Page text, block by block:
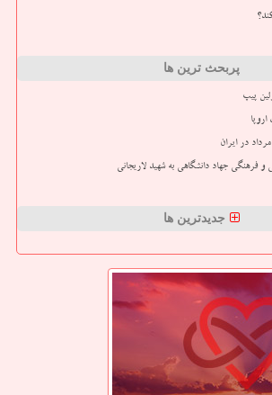
پربحث ترین ها
پیپ
در ایران
فرهنگی جهاد دانشگاهی به شهید لاریجانی
جدیدترین ها